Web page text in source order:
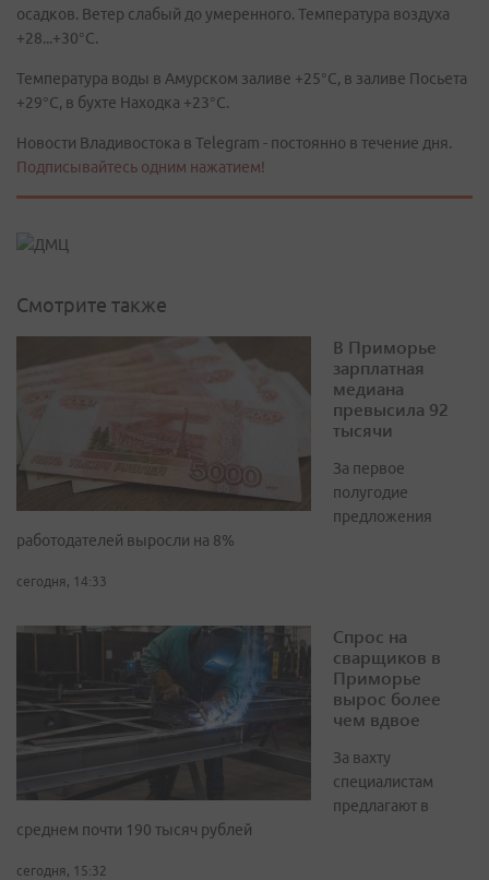
осадков. Ветер слабый до умеренного. Температура воздуха
+28...+30°C.
Температура воды в Амурском заливе +25°C, в заливе Посьета
+29°C, в бухте Находка +23°C.
Новости Владивостока в Telegram - постоянно в течение дня.
Подписывайтесь одним нажатием!
Смотрите также
В Приморье
зарплатная
медиана
превысила 92
тысячи
За первое
полугодие
предложения
работодателей выросли на 8%
сегодня, 14:33
Спрос на
сварщиков в
Приморье
вырос более
чем вдвое
За вахту
специалистам
предлагают в
среднем почти 190 тысяч рублей
сегодня, 15:32